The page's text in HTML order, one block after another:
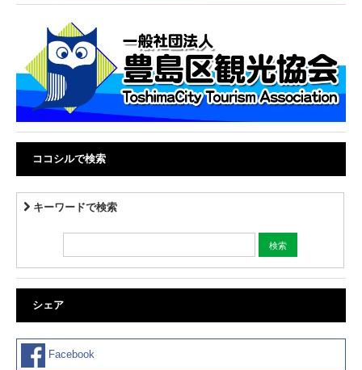
ココシルで検索
キーワードで検索
シェア
Facebook